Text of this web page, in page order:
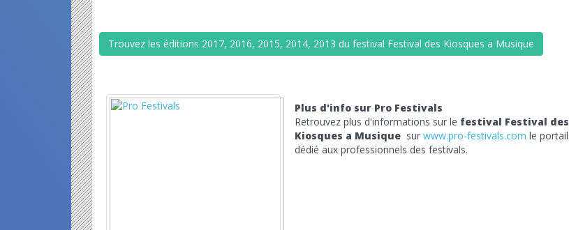
Trouvez les éditions 2017, 2016, 2015, 2014, 2013 du festival Festival des Kiosques a Musique
Plus d'info sur Pro Festivals
Retrouvez plus d'informations sur le festival Festival des
Kiosques a Musique sur www.pro-festivals.com le portail
dédié aux professionnels des festivals.